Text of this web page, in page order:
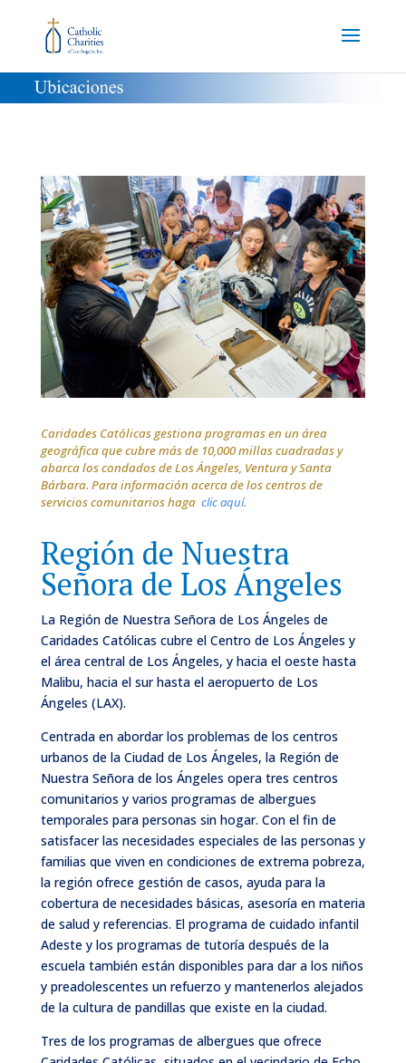
Caridades Católicas gestiona programas en un área
geográfica que cubre más de 10,000 millas cuadradas y
abarca los condados de Los Ángeles, Ventura y Santa
Bárbara. Para información acerca de los centros de
servicios comunitarios haga clic aquí.
Región de Nuestra
Señora de Los Ángeles
La Región de Nuestra Señora de Los Ángeles de
Caridades Católicas cubre el Centro de Los Ángeles y
el área central de Los Ángeles, y hacia el oeste hasta
Malibu, hacia el sur hasta el aeropuerto de Los
Ángeles (LAX).
Centrada en abordar los problemas de los centros
urbanos de la Ciudad de Los Ángeles, la Región de
Nuestra Señora de los Ángeles opera tres centros
comunitarios y varios programas de albergues
temporales para personas sin hogar. Con el fin de
satisfacer las necesidades especiales de las personas y
familias que viven en condiciones de extrema pobreza,
la región ofrece gestión de casos, ayuda para la
cobertura de necesidades básicas, asesoría en materia
de salud y referencias. El programa de cuidado infantil
Adeste y los programas de tutoría después de la
escuela también están disponibles para dar a los niños
y preadolescentes un refuerzo y mantenerlos alejados
de la cultura de pandillas que existe en la ciudad.
Tres de los programas de albergues que ofrece